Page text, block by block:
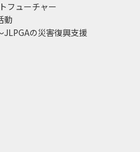
フューチャー
動
JLPGAの災害復興支援